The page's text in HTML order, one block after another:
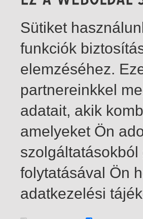
1-1 / total 1 hit
Sütiket
funkciók
elemzéséhez.
partnereinkkel
adatait, akik
amelyeket Ön
folytatásával Ön
adatkezelési